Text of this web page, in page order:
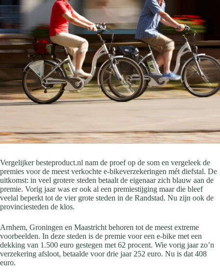
Vergelijker besteproduct.nl nam de proef op de som en vergeleek de
premies voor de meest verkochte e-bikeverzekeringen mét diefstal. De
uitkomst: in veel grotere steden betaalt de eigenaar zich blauw aan de
premie. Vorig jaar was er ook al een premiestijging maar die bleef
veelal beperkt tot de vier grote steden in de Randstad. Nu zijn ook de
provinciesteden de klos.
Arnhem, Groningen en Maastricht behoren tot de meest extreme
voorbeelden. In deze steden is de premie voor een e-bike met een
dekking van 1.500 euro gestegen met 62 procent. Wie vorig jaar zo’n
verzekering afsloot, betaalde voor drie jaar 252 euro. Nu is dat 408
euro.